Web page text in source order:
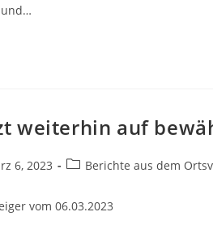
und…
weiterhin auf
6, 2023
Beitrags-
Berichte aus dem
vom 06.03.2023